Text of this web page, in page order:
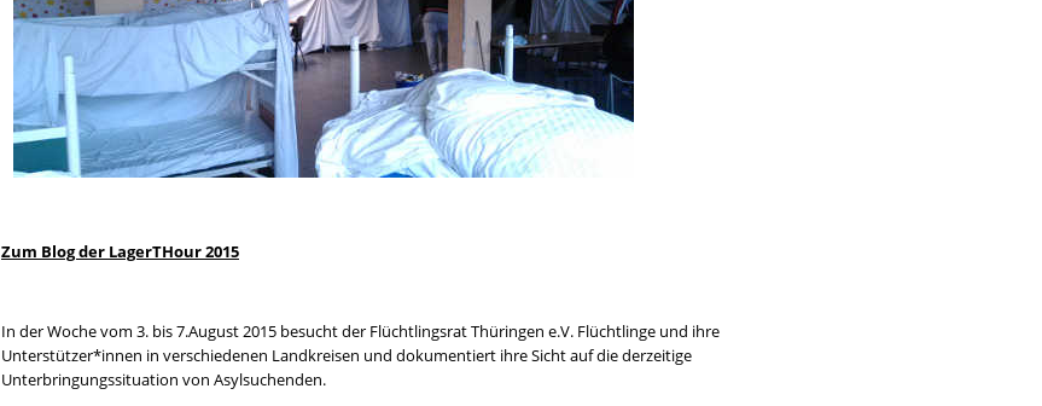
Zum Blog der LagerTHour 2015
In der Woche vom 3. bis 7.August 2015 besucht der Flüchtlingsrat Thüringen e.V. Flüchtlinge und ihre
Unterstützer*innen in verschiedenen Landkreisen und dokumentiert ihre Sicht auf die derzeitige
Unterbringungssituation von Asylsuchenden.